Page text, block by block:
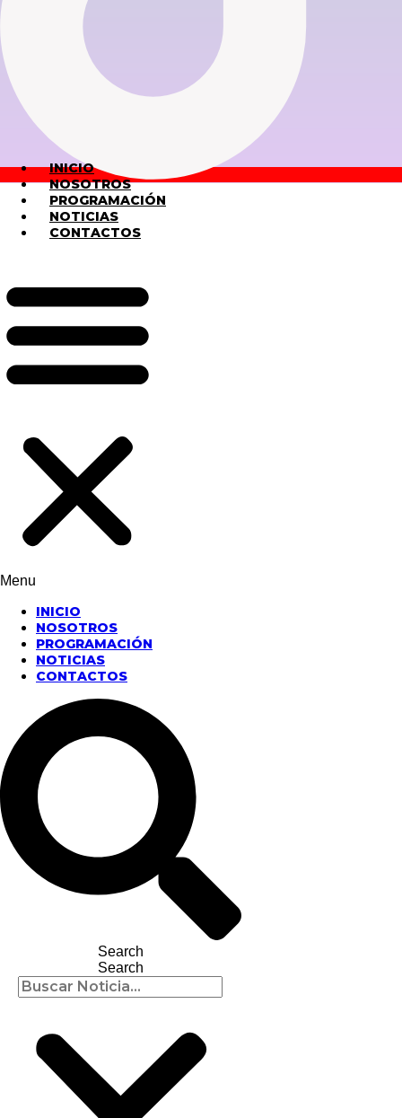
INICIO
NOSOTROS
PROGRAMACIÓN
NOTICIAS
CONTACTOS
Menu
INICIO
NOSOTROS
PROGRAMACIÓN
NOTICIAS
CONTACTOS
Search
Search